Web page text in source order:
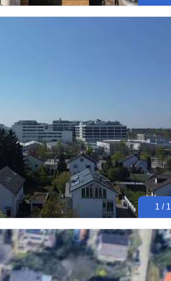
1 / 1